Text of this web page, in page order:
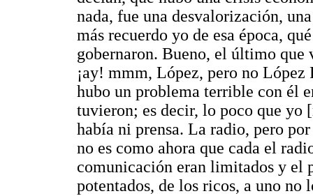
nada, fue una desvalorización,
más recuerdo yo de esa época,
gobernaron. Bueno, el último que
¡ay! mmm, López, pero no
hubo un problema terrible con él
tuvieron; es decir, lo poco que yo
había ni prensa. La radio, pero
no es como ahora que cada el
comunicación eran limitados y el
potentados, de los ricos, a uno no